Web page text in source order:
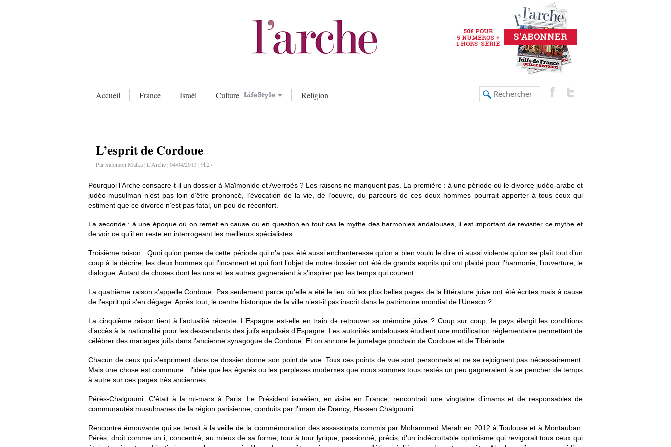
Accueil France Israël Culture Religion
L’esprit de Cordoue
Par Salomon Malka | L'Arche | 04/04/2013 | 9h27
Pourquoi l’Arche consacre-t-il un dossier à Maïmonide et Averroès ? Les raisons ne manquent pas. La première : à une période où le divorce judéo-arabe et
judéo-musulman n’est pas loin d’être prononcé, l’évocation de la vie, de l’oeuvre, du parcours de ces deux hommes pourrait apporter à tous ceux qui
estiment que ce divorce n’est pas fatal, un peu de réconfort.
La seconde : à une époque où on remet en cause ou en question en tout cas le mythe des harmonies andalouses, il est important de revisiter ce mythe et
de voir ce qu’il en reste en interrogeant les meilleurs spécialistes.
Troisième raison : Quoi qu’on pense de cette période qui n’a pas été aussi enchanteresse qu’on a bien voulu le dire ni aussi violente qu’on se plaît tout d’un
coup à la décrire, les deux hommes qui l’incarnent et qui font l’objet de notre dossier ont été de grands esprits qui ont plaidé pour l’harmonie, l’ouverture, le
dialogue. Autant de choses dont les uns et les autres gagneraient à s’inspirer par les temps qui courent.
La quatrième raison s’appelle Cordoue. Pas seulement parce qu’elle a été le lieu où les plus belles pages de la littérature juive ont été écrites mais à cause
de l’esprit qui s’en dégage. Après tout, le centre historique de la ville n’est-il pas inscrit dans le patrimoine mondial de l’Unesco ?
La cinquième raison tient à l’actualité récente. L’Espagne est-elle en train de retrouver sa mémoire juive ? Coup sur coup, le pays élargit les conditions
d’accès à la nationalité pour les descendants des juifs expulsés d’Espagne. Les autorités andalouses étudient une modification réglementaire permettant de
célébrer des mariages juifs dans l’ancienne synagogue de Cordoue. Et on annone le jumelage prochain de Cordoue et de Tibériade.
Chacun de ceux qui s’expriment dans ce dossier donne son point de vue. Tous ces points de vue sont personnels et ne se rejoignent pas nécessairement.
Mais une chose est commune : l’idée que les égarés ou les perplexes modernes que nous sommes tous restés un peu gagneraient à se pencher de temps
à autre sur ces pages très anciennes.
Pérès-Chalgoumi. C’était à la mi-mars à Paris. Le Président israélien, en visite en France, rencontrait une vingtaine d’imams et de responsables de
communautés musulmanes de la région parisienne, conduits par l’imam de Drancy, Hassen Chalgoumi.
Rencontre émouvante qui se tenait à la veille de la commémoration des assassinats commis par Mohammed Merah en 2012 à Toulouse et à Montauban.
Pérès, droit comme un i, concentré, au mieux de sa forme, tour à tour lyrique, passionné, précis, d’un indécrottable optimisme qui revigorait tous ceux qui